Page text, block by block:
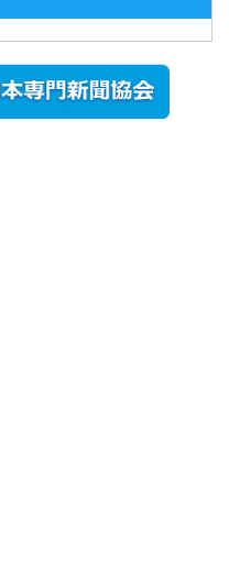
2026年8月5日
更新
農工大で大